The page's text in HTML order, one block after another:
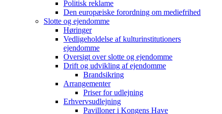
Politisk reklame
Den europæiske forordning om mediefrihed
Slotte og ejendomme
Høringer
Vedligeholdelse af kulturinstitutioners
ejendomme
Oversigt over slotte og ejendomme
Drift og udvikling af ejendomme
Brandsikring
Arrangementer
Priser for udlejning
Erhvervsudlejning
Pavilloner i Kongens Have